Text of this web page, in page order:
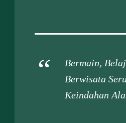
Bermain,
Berwisata
Keindahan